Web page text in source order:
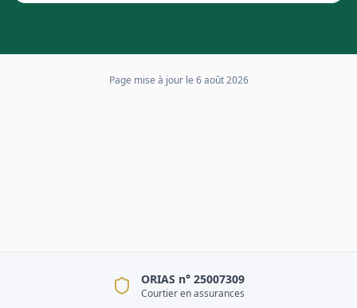
Page mise à jour le 6 août 2026
ORIAS n° 25007309
Courtier en assurances